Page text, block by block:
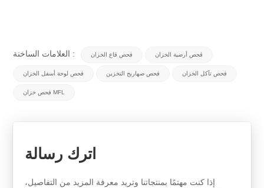
العلامات الساخنة : فحص قاع الخزان فحص أرضية الخزان
فحص لوحة أسفل الخزان فحص صهاريج التخزين فحص تآكل الخزان
فحص خزان MFL
اترك رسالة
إذا كنت مهتمًا بمنتجاتنا وتريد معرفة المزيد من التفاصيل،